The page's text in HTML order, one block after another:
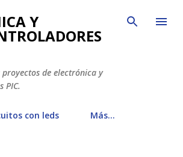
Ir al contenido principal
Y
de electrónica y
PIC.
con leds Más…